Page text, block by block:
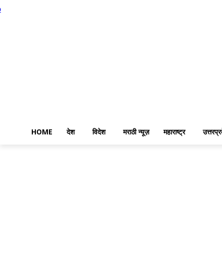
HOME देश विदेश मराठी न्यूज़ महाराष्ट्र